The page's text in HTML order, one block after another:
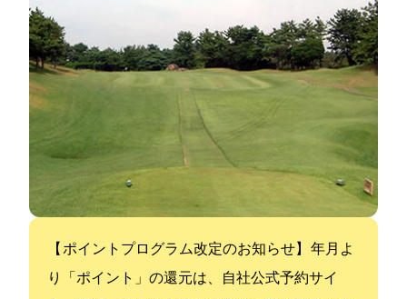
【ACCORDIA NEXT ポイントプログラム改定のお知らせ】 2020年12月よ
り「ACCORDIA NEXTポイント」の還元は、自社公式予約サイ